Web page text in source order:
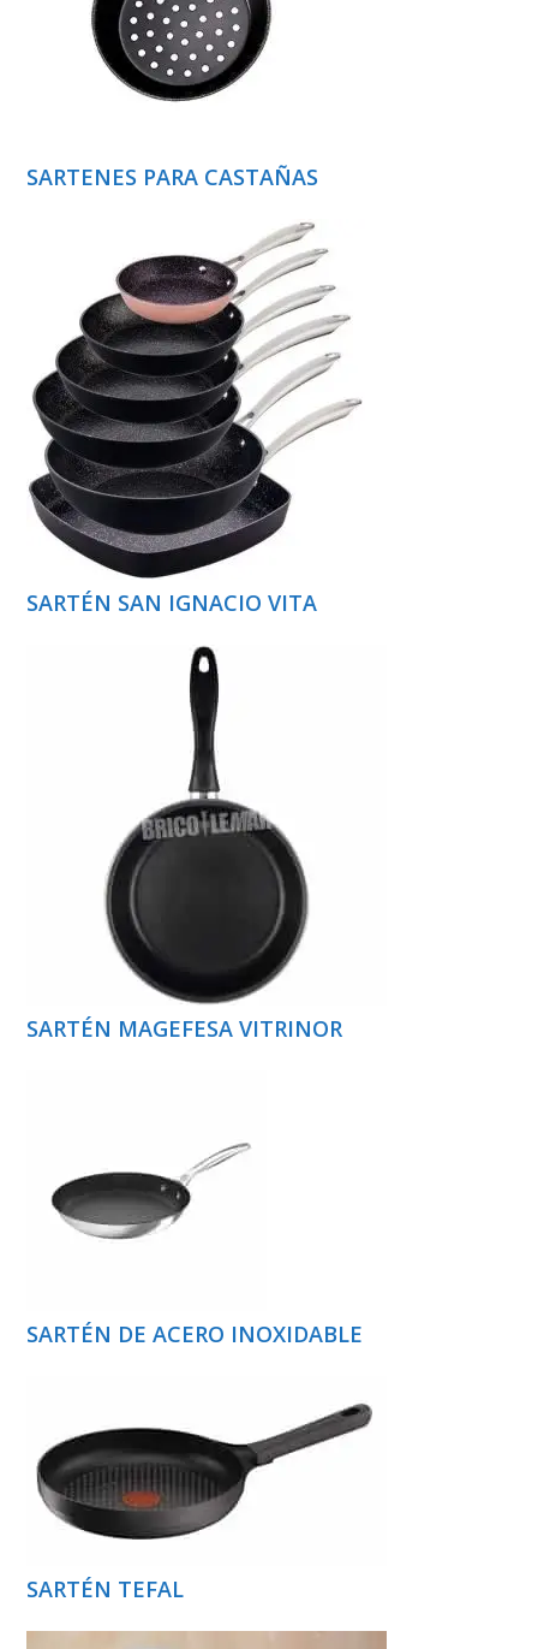
SARTENES PARA CASTAÑAS
SARTÉN SAN IGNACIO VITA
SARTÉN MAGEFESA VITRINOR
SARTÉN DE ACERO INOXIDABLE
SARTÉN TEFAL